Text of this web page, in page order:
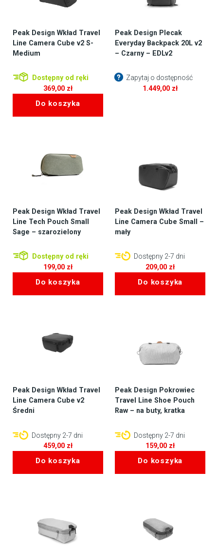
Peak Design Wkład Travel
Line Camera Cube v2 S-
Medium
Dostępny od ręki
369,00 zł
Do koszyka
Peak Design Plecak
Everyday Backpack 20L v2
– Czarny – EDLv2
Zapytaj o dostępność
1.449,00 zł
Peak Design Wkład Travel
Line Tech Pouch Small
Sage – szarozielony
Dostępny od ręki
199,00 zł
Do koszyka
Peak Design Wkład Travel
Line Camera Cube Small –
mały
Dostępny 2-7 dni
209,00 zł
Do koszyka
Peak Design Wkład Travel
Line Camera Cube v2
Średni
Dostępny 2-7 dni
459,00 zł
Do koszyka
Peak Design Pokrowiec
Travel Line Shoe Pouch
Raw – na buty, kratka
Dostępny 2-7 dni
159,00 zł
Do koszyka